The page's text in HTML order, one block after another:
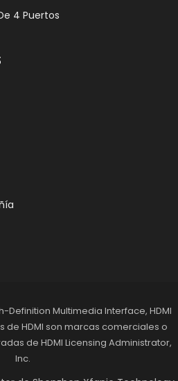
4 Puertos
Definition Multimedia Interface, HDMI
de HDMI son marcas comerciales o
de HDMI Licensing Administrator,
Inc.